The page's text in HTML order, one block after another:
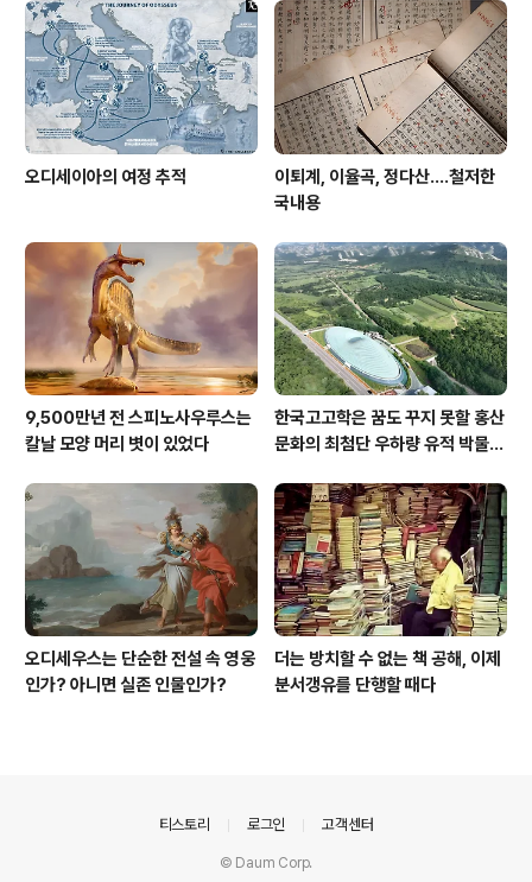
오디세이아의 여정 추적
이퇴계, 이율곡, 정다산....철저한
국내용
9,500만년 전 스피노사우루스는
칼날 모양 머리 볏이 있었다
한국고고학은 꿈도 꾸지 못할 홍산
문화의 최첨단 우하량 유적 박물관
오디세우스는 단순한 전설 속 영웅
인가? 아니면 실존 인물인가?
더는 방치할 수 없는 책 공해, 이제
분서갱유를 단행할 때다
티스토리 로그인 고객센터
© Daum Corp.